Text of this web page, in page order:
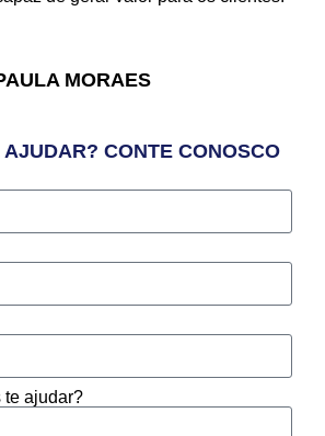
MORAES
AJUDAR? CONTE CONOSCO
te ajudar?